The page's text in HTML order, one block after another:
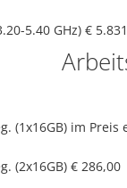
5.40 GHz) €
(1x16GB) im Preis
(2x16GB) € 286,00